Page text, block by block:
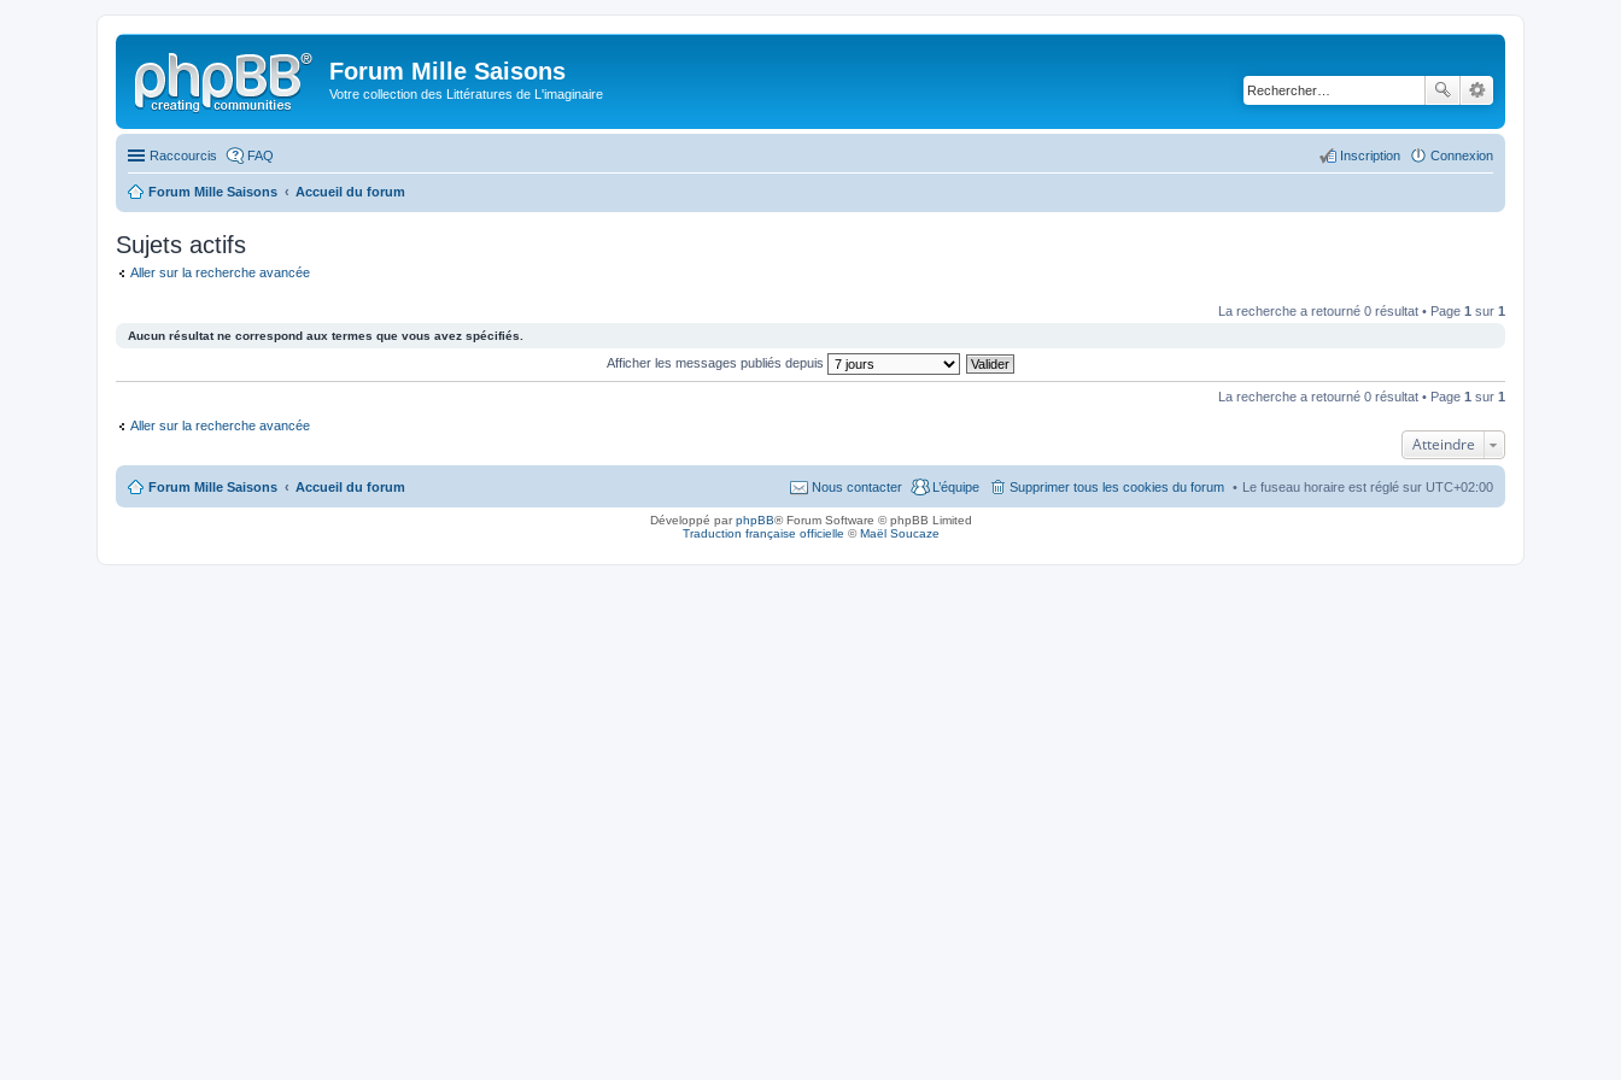
Forum Mille Saisons
Votre collection des Littératures de L'imaginaire
Raccourcis FAQ Connexion
Inscription
Forum Mille Saisons Accueil du forum
Sujets actifs
Aller sur la recherche avancée
La recherche a retourné 0 résultat • Page 1 sur 1
Aucun résultat ne correspond aux termes que vous avez spécifiés.
Afficher les messages publiés depuis
La recherche a retourné 0 résultat • Page 1 sur 1
Aller sur la recherche avancée
Atteindre
Forum Mille Saisons Accueil du forum Le fuseau horaire est réglé sur UTC+02:00
Supprimer tous les cookies du forum
L’équipe
Nous contacter
Développé parphpBB® Forum Software © phpBB Limited
Traduction française officielle ©Maël Soucaze